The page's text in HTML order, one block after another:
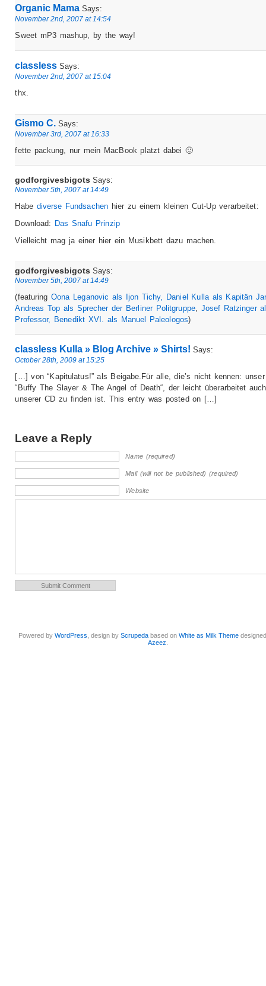
Organic Mama Says:
November 2nd, 2007 at 14:54
Sweet mP3 mashup, by the way!
classless Says:
November 2nd, 2007 at 15:04
thx.
Gismo C. Says:
November 3rd, 2007 at 16:33
fette packung, nur mein MacBook platzt dabei 🙂
godforgivesbigots Says:
November 5th, 2007 at 14:49
Habe diverse Fundsachen hier zu einem kleinen Cut-Up verarbeitet:
Download: Das Snafu Prinzip
Vielleicht mag ja einer hier ein Musikbett dazu machen.
godforgivesbigots Says:
November 5th, 2007 at 14:49
(featuringOona Leganovic als Ijon Tichy, Daniel Kulla als Kapitän
Andreas Top als Sprecher der Berliner Politgruppe, Josef Ratzinger
Professor, Benedikt XVI. als Manuel Paleologos)
classless Kulla » Blog Archive » Shirts! Says:
October 28th, 2009 at 15:25
[…] von “Kapitulatus!” als Beigabe.Für alle, die’s nicht kennen:
“Buffy The Slayer & The Angel of Death“, der leicht überarbeitet
unserer CD zu finden ist. This entry was posted on […]
Leave a Reply
Name (required)
Mail (will not be published) (required)
Website
Powered byWordPress , design byScrupeda based onWhite as Milk Theme
Azeez